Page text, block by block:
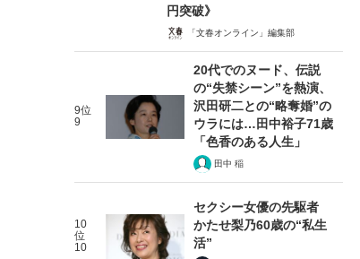
円突破》
「文春オンライン」編集部
9位
9
20代でのヌード、伝説
の“失禁シーン”を熱演、
沢田研二との“略奪婚”の
ウラには…田中裕子71歳
「色香のある人生」
田中 稲
10
位
10
セクシー女優の先駆者
かたせ梨乃60歳の“私生
活”